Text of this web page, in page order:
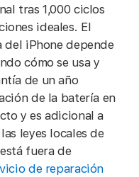
tras 1,000 ciclos
ideales. El
iPhone depende
cómo se usa y
de un año
de la batería en
y es adicional a
leyes locales de
fuera de
de reparación